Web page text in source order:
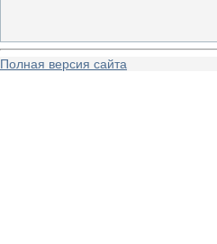
Полная версия сайта